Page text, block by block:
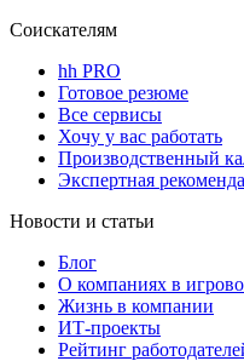
Соискателям
hh PRO
Готовое резюме
Все сервисы
Хочу у вас работать
Производственный
Экспертная
Новости и статьи
Блог
О компаниях в
Жизнь в компании
ИТ-проекты
Рейтинг